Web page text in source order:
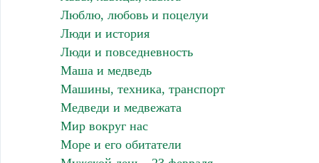
Люблю, любовь и поцелуи
Люди и история
Люди и повседневность
Маша и медведь
Машины, техника, транспорт
Медведи и медвежата
Мир вокруг нас
Море и его обитатели